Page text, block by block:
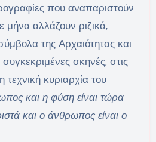
που αναπαριστούν
μήνα αλλάζουν ριζικά,
της Αρχαιότητας και
σκηνές, στις
τεχνική κυριαρχία του
και η φύση είναι τώρα
και ο άνθρωπος είναι ο